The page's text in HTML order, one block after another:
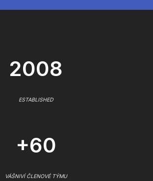
2008
ESTABLISHED
+60
VÁŠNIVÍ ČLENOVÉ TÝMU